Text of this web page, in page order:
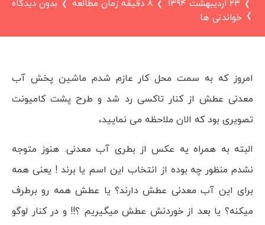
۲۳ اردیبهشت ۱۳۹۴ 8 دقیقه زمان مطالعه
بدون دیدگاه
خواندنی ها
امروز که به سمت محل کار عازم شدم ماشین پخش آب
معدنی عطش از کنار تاکسی رد شد و طرح پشت کامیونت
تصویری بود که الان ملاحظه می نمایید،
البته به همراه یه عکس از بطری آب معدنی. هنوز متوجه
نشدم منظور چه بوده از انتخاب این اسم یا برند ! یعنی همه
برای این آب معدنی عطش دارند؟ یا عطش همه رو برطرف
میکنه؟ یا بعد از خوردنش عطش میگیریم ؟!! و در کنار لوگو